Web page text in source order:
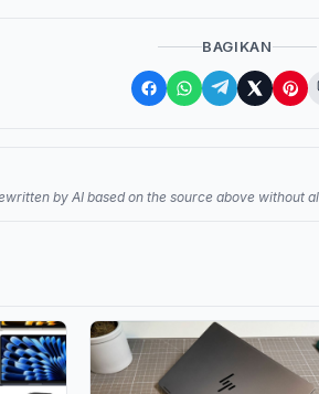
BAGIKAN
by AI based on the source above without